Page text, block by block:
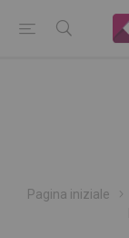
Pagina iniziale